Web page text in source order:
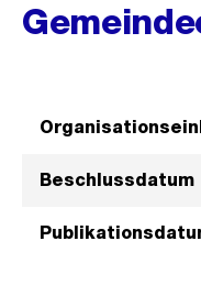
Beschlussdatum